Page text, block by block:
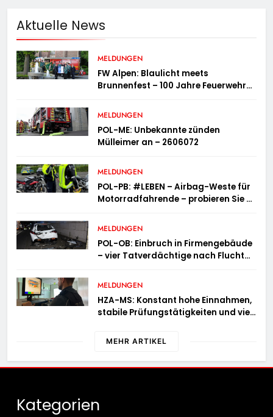
Aktuelle News
MELDUNGEN
FW Alpen: Blaulicht meets
Brunnenfest – 100 Jahre Feuerwehr
MELDUNGEN
POL-ME: Unbekannte zünden
Mülleimer an – 2606072
MELDUNGEN
POL-PB: #LEBEN – Airbag-Weste für
Motorradfahrende – probieren Sie es
MELDUNGEN
POL-OB: Einbruch in Firmengebäude
– vier Tatverdächtige nach Flucht
MELDUNGEN
HZA-MS: Konstant hohe Einnahmen,
stabile Prüfungstätigkeiten und viel
Hauptzollamt Münster zieht für 2025
MEHR ARTIKEL
Kategorien